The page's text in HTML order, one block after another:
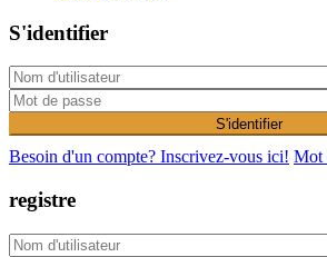
S'identifier
S'identifier
Besoin d'un compte? Inscrivez-vous ici! Mot
registre